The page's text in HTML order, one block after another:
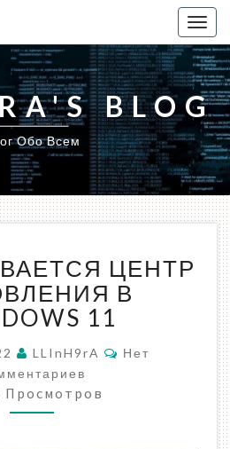
BLOG
Обо Всем
ОТКРЫВАЕТСЯ
ЦЕНТР
ОБНОВЛЕНИЯ
В
WINDOWS
ЦЕНТР
В
11
LLInH9rA Комментарии
Нет
Просмотров